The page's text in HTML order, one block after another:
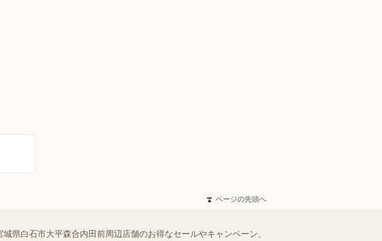
ページの先頭へ
県白石市大平森合内田前周辺店舗のお得なセールやキャンペーン、